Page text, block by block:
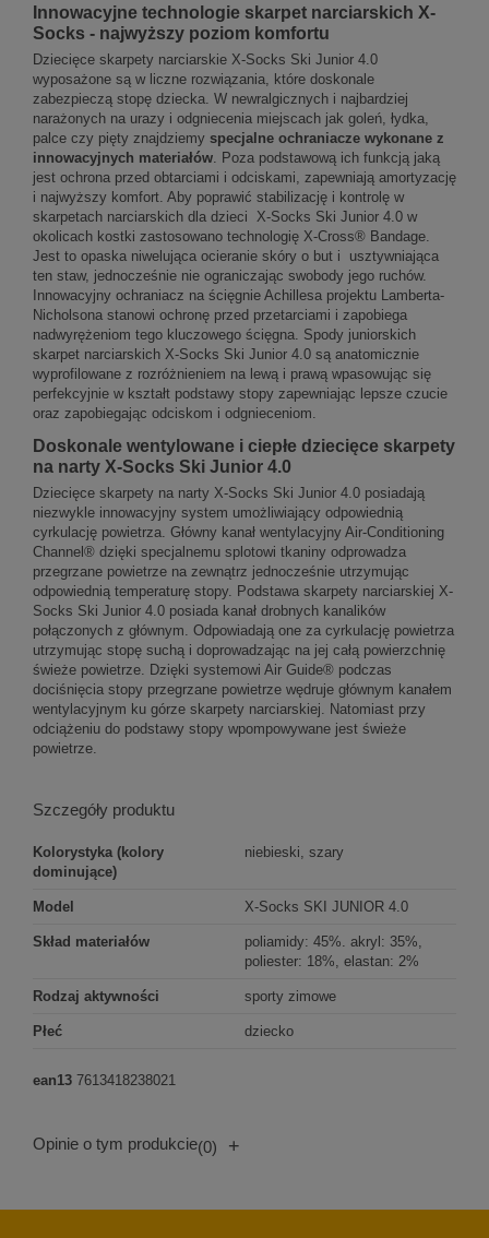
Innowacyjne technologie skarpet narciarskich X-
Socks - najwyższy poziom komfortu
Dziecięce skarpety narciarskie X-Socks Ski Junior 4.0
wyposażone są w liczne rozwiązania, które doskonale
zabezpieczą stopę dziecka. W newralgicznych i najbardziej
narażonych na urazy i odgniecenia miejscach jak goleń, łydka,
palce czy pięty znajdziemy specjalne ochraniacze wykonane z
innowacyjnych materiałów. Poza podstawową ich funkcją jaką
jest ochrona przed obtarciami i odciskami, zapewniają amortyzację
i najwyższy komfort. Aby poprawić stabilizację i kontrolę w
skarpetach narciarskich dla dzieci X-Socks Ski Junior 4.0 w
okolicach kostki zastosowano technologię X-Cross® Bandage.
Jest to opaska niwelująca ocieranie skóry o but i usztywniająca
ten staw, jednocześnie nie ograniczając swobody jego ruchów.
Innowacyjny ochraniacz na ścięgnie Achillesa projektu Lamberta-
Nicholsona stanowi ochronę przed przetarciami i zapobiega
nadwyrężeniom tego kluczowego ścięgna. Spody juniorskich
skarpet narciarskich X-Socks Ski Junior 4.0 są anatomicznie
wyprofilowane z rozróżnieniem na lewą i prawą wpasowując się
perfekcyjnie w kształt podstawy stopy zapewniając lepsze czucie
oraz zapobiegając odciskom i odgnieceniom.
Doskonale wentylowane i ciepłe dziecięce skarpety
na narty X-Socks Ski Junior 4.0
Dziecięce skarpety na narty X-Socks Ski Junior 4.0 posiadają
niezwykle innowacyjny system umożliwiający odpowiednią
cyrkulację powietrza. Główny kanał wentylacyjny Air-Conditioning
Channel® dzięki specjalnemu splotowi tkaniny odprowadza
przegrzane powietrze na zewnątrz jednocześnie utrzymując
odpowiednią temperaturę stopy. Podstawa skarpety narciarskiej X-
Socks Ski Junior 4.0 posiada kanał drobnych kanalików
połączonych z głównym. Odpowiadają one za cyrkulację powietrza
utrzymując stopę suchą i doprowadzając na jej całą powierzchnię
świeże powietrze. Dzięki systemowi Air Guide® podczas
dociśnięcia stopy przegrzane powietrze wędruje głównym kanałem
wentylacyjnym ku górze skarpety narciarskiej. Natomiast przy
odciążeniu do podstawy stopy wpompowywane jest świeże
powietrze.
Szczegóły produktu
Kolorystyka (kolory
dominujące)
niebieski, szary
Model X-Socks SKI JUNIOR 4.0
Skład materiałów
poliamidy: 45%. akryl: 35%,
poliester: 18%, elastan: 2%
Rodzaj aktywności sporty zimowe
Płeć dziecko
ean13 7613418238021
Opinie o tym produkcie(0) +